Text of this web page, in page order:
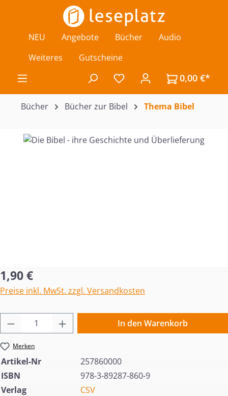
Zum Hauptinhalt springen
NEU Angebote Bücher
Audio
Weiteres
Gutscheine
Du hast 0 Produkte auf
0,00 €*
Bücher Bücher zur Bibel Thema Bibel
Bildergalerie überspringen
Regulärer Preis:
1,90 €
Preise inkl. MwSt. zzgl. Versandkosten
Produkt Anzahl: Gib den gewünschten
In den Warenkorb
Merken
Artikel-Nr
257860000
ISBN
978-3-89287-860-9
Verlag
CSV